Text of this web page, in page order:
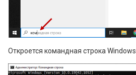
Откроется командная строка Windows